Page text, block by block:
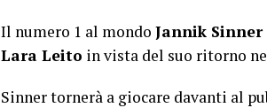
Il numero 1 al mondo Jannik Sinner
Lara Leito in vista del suo ritorno
Sinner tornerà a giocare davanti al